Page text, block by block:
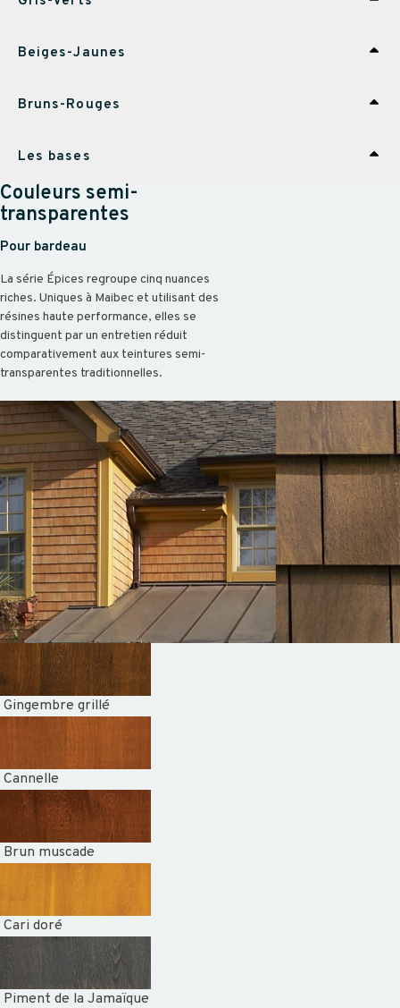
Beiges-Jaunes
Bruns-Rouges
Les bases
Couleurs semi-
transparentes
Pour bardeau
La série Épices regroupe cinq nuances
riches. Uniques à Maibec et utilisant des
résines haute performance, elles se
distinguent par un entretien réduit
comparativement aux teintures semi-
transparentes traditionnelles.
Gingembre grillé
Cannelle
Brun muscade
Cari doré
Piment de la Jamaïque